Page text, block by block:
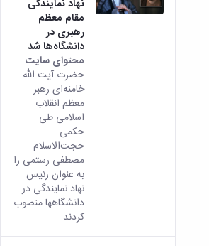
نهاد نمایندگی
مقام معظم
رهبری در
دانشگاه‌ها شد
محتوای سایت
حضرت آیت الله
خامنه‌ای رهبر
معظم انقلاب
اسلامی طی
حکمی
حجت‌الاسلام
مصطفی رستمی را
به عنوان رئیس
نهاد نمایندگی در
دانشگاهها منصوب
کردند.